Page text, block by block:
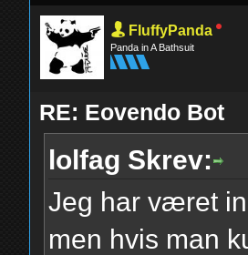
FluffyPanda
Panda in A Bathsuit
RE: Eovendo Bot
lolfag Skrev:
Jeg har været
men hvis man